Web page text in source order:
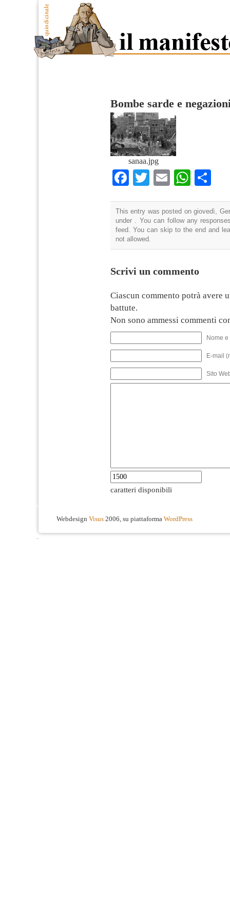
Bombe sarde e
sanaa.jpg
Facebook
TwitterEmail
This entry was posted on giovedì,
under . You can follow any
feed. You can skip to the end and
not allowed.
Scrivi un commento
Ciascun commento potrà avere
battute.
Non sono ammessi commenti
Nome
E-mail
Sito
caratteri disponibili
Webdesign Visus 2006, su piattaforma WordPress